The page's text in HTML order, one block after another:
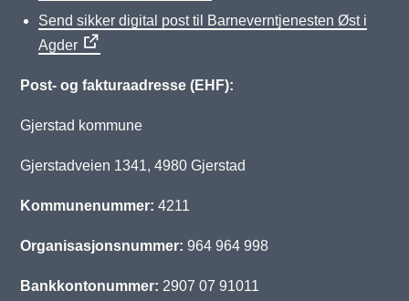
Send sikker digital post til Barneverntjenesten Øst i
Agder
Post- og fakturaadresse (EHF):
Gjerstad kommune
Gjerstadveien 1341, 4980 Gjerstad
Kommunenummer: 4211
Organisasjonsnummer: 964 964 998
Bankkontonummer: 2907 07 91011